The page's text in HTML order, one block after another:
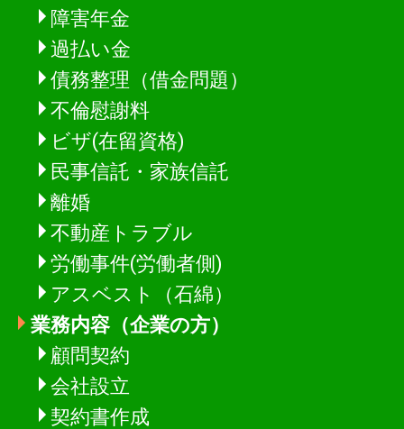
障害年金
過払い金
債務整理（借金問題）
不倫慰謝料
ビザ(在留資格)
民事信託・家族信託
離婚
不動産トラブル
労働事件(労働者側)
アスベスト（石綿）
業務内容（企業の方）
顧問契約
会社設立
契約書作成